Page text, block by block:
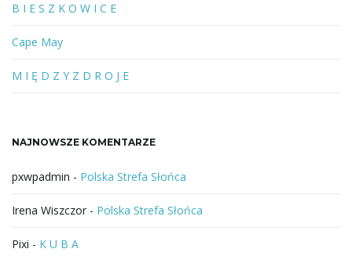
w
o
l
u
b
f
z
B I E S Z K O W I C E
Cape May
M I Ę D Z Y Z D R O J E
NAJNOWSZE KOMENTARZE
pxwpadmin - Polska Strefa Słońca
Irena Wiszczor - Polska Strefa Słońca
Pixi - K U B A